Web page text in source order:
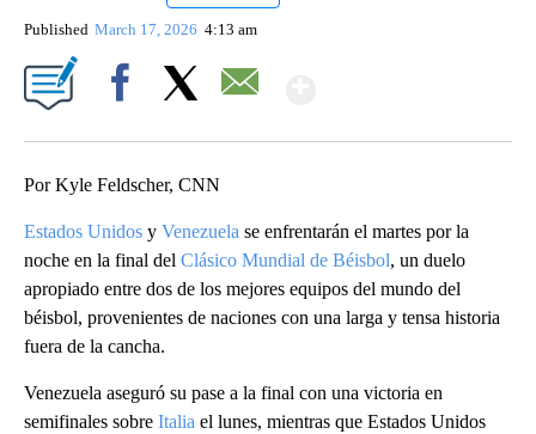
Published March 17, 2026 4:13 am
Por Kyle Feldscher, CNN
Estados Unidos y Venezuela se enfrentarán el martes por la
noche en la final del Clásico Mundial de Béisbol, un duelo
apropiado entre dos de los mejores equipos del mundo del
béisbol, provenientes de naciones con una larga y tensa historia
fuera de la cancha.
Venezuela aseguró su pase a la final con una victoria en
semifinales sobre Italia el lunes, mientras que Estados Unidos